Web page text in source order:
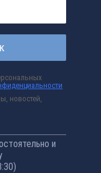
новостей,
и